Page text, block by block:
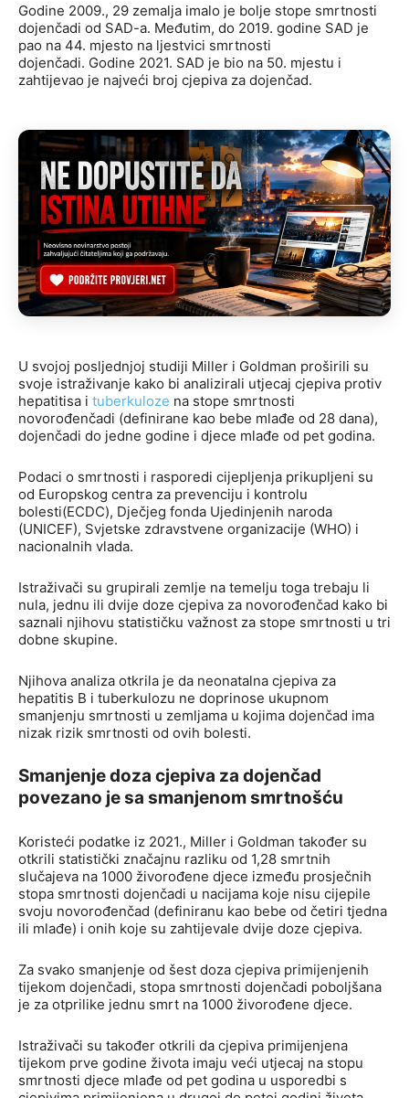
Godine 2009., 29 zemalja imalo je bolje stope smrtnosti
dojenčadi od SAD-a. Međutim, do 2019. godine SAD je
pao na 44. mjesto na ljestvici smrtnosti
dojenčadi. Godine 2021. SAD je bio na 50. mjestu i
zahtijevao je najveći broj cjepiva za dojenčad.
U svojoj posljednjoj studiji Miller i Goldman proširili su
svoje istraživanje kako bi analizirali utjecaj cjepiva protiv
hepatitisa i tuberkuloze na stope smrtnosti
novorođenčadi (definirane kao bebe mlađe od 28 dana),
dojenčadi do jedne godine i djece mlađe od pet godina.
Podaci o smrtnosti i rasporedi cijepljenja prikupljeni su
od Europskog centra za prevenciju i kontrolu
bolesti(ECDC), Dječjeg fonda Ujedinjenih naroda
(UNICEF), Svjetske zdravstvene organizacije (WHO) i
nacionalnih vlada.
Istraživači su grupirali zemlje na temelju toga trebaju li
nula, jednu ili dvije doze cjepiva za novorođenčad kako bi
saznali njihovu statističku važnost za stope smrtnosti u tri
dobne skupine.
Njihova analiza otkrila je da neonatalna cjepiva za
hepatitis B i tuberkulozu ne doprinose ukupnom
smanjenju smrtnosti u zemljama u kojima dojenčad ima
nizak rizik smrtnosti od ovih bolesti.
Smanjenje doza cjepiva za dojenčad
povezano je sa smanjenom smrtnošću
Koristeći podatke iz 2021., Miller i Goldman također su
otkrili statistički značajnu razliku od 1,28 smrtnih
slučajeva na 1000 živorođene djece između prosječnih
stopa smrtnosti dojenčadi u nacijama koje nisu cijepile
svoju novorođenčad (definiranu kao bebe od četiri tjedna
ili mlađe) i onih koje su zahtijevale dvije doze cjepiva.
Za svako smanjenje od šest doza cjepiva primijenjenih
tijekom dojenčadi, stopa smrtnosti dojenčadi poboljšana
je za otprilike jednu smrt na 1000 živorođene djece.
Istraživači su također otkrili da cjepiva primijenjena
tijekom prve godine života imaju veći utjecaj na stopu
smrtnosti djece mlađe od pet godina u usporedbi s